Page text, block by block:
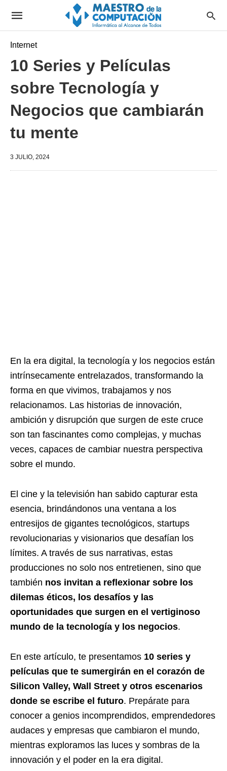
Internet
10 Series y Películas
sobre Tecnología y
Negocios que cambiarán
tu mente
3 JULIO, 2024
En la era digital, la tecnología y los negocios están
intrínsecamente entrelazados, transformando la
forma en que vivimos, trabajamos y nos
relacionamos. Las historias de innovación,
ambición y disrupción que surgen de este cruce
son tan fascinantes como complejas, y muchas
veces, capaces de cambiar nuestra perspectiva
sobre el mundo.
El cine y la televisión han sabido capturar esta
esencia, brindándonos una ventana a los
entresijos de gigantes tecnológicos, startups
revolucionarias y visionarios que desafían los
límites. A través de sus narrativas, estas
producciones no solo nos entretienen, sino que
también nos invitan a reflexionar sobre los
dilemas éticos, los desafíos y las
oportunidades que surgen en el vertiginoso
mundo de la tecnología y los negocios.
En este artículo, te presentamos 10 series y
películas que te sumergirán en el corazón de
Silicon Valley, Wall Street y otros escenarios
donde se escribe el futuro. Prepárate para
conocer a genios incomprendidos, emprendedores
audaces y empresas que cambiaron el mundo,
mientras exploramos las luces y sombras de la
innovación y el poder en la era digital.